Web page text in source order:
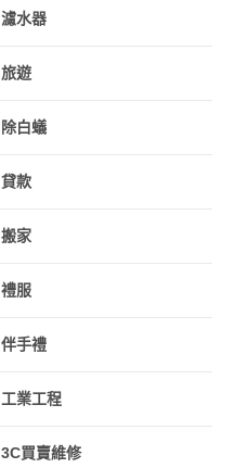
濾水器
旅遊
除白蟻
貸款
搬家
禮服
伴手禮
工業工程
3C買賣維修